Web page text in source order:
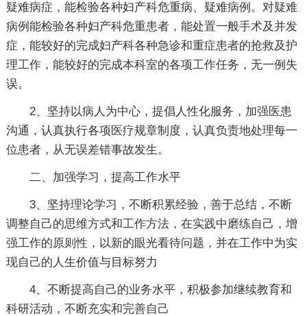
疑难病症，能检验各种妇产科危重病、疑难病例。对疑难
病例能检验各种妇产科危重患者，能处置一般手术及并发
症，能较好的完成妇产科各种急诊和重症患者的抢救及护
理工作，能较好的完成本科室的各项工作任务，无一例失
误。
2、坚持以病人为中心，提倡人性化服务，加强医患
沟通，认真执行各项医疗规章制度，认真负责地处理每一
位患者，从无误差错事故发生。
二、加强学习，提高工作水平
3、坚持理论学习，不断积累经验，善于总结，不断
调整自己的思维方式和工作方法，在实践中磨练自己，增
强工作的原则性，以新的眼光看待问题，并在工作中为实
现自己的人生价值与目标努力
4、不断提高自己的业务水平，积极参加继续教育和
科研活动，不断充实和完善自己